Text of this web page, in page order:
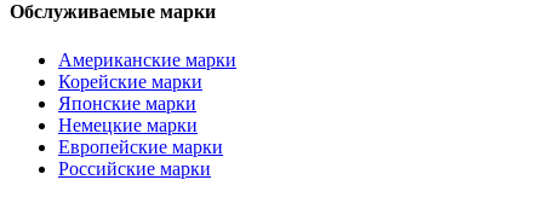
Обслуживаемые марки
Американские марки
Корейские марки
Японские марки
Немецкие марки
Европейские марки
Российские марки